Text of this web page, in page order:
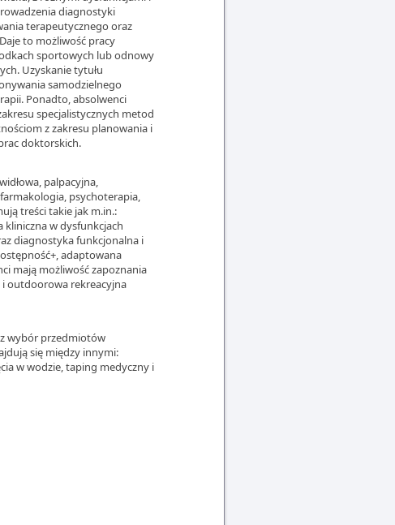
diagnostyki
terapeutycznego oraz
to możliwość pracy
sportowych lub odnowy
Uzyskanie tytułu
samodzielnego
Ponadto, absolwenci
specjalistycznych metod
z zakresu planowania i
doktorskich.
palpacyjna,
psychoterapia,
treści takie jak m.in.:
kliniczna w dysfunkcjach
diagnostyka funkcjonalna i
adaptowana
mają możliwość zapoznania
outdoorowa rekreacyjna
wybór przedmiotów
się między innymi:
w wodzie, taping medyczny i